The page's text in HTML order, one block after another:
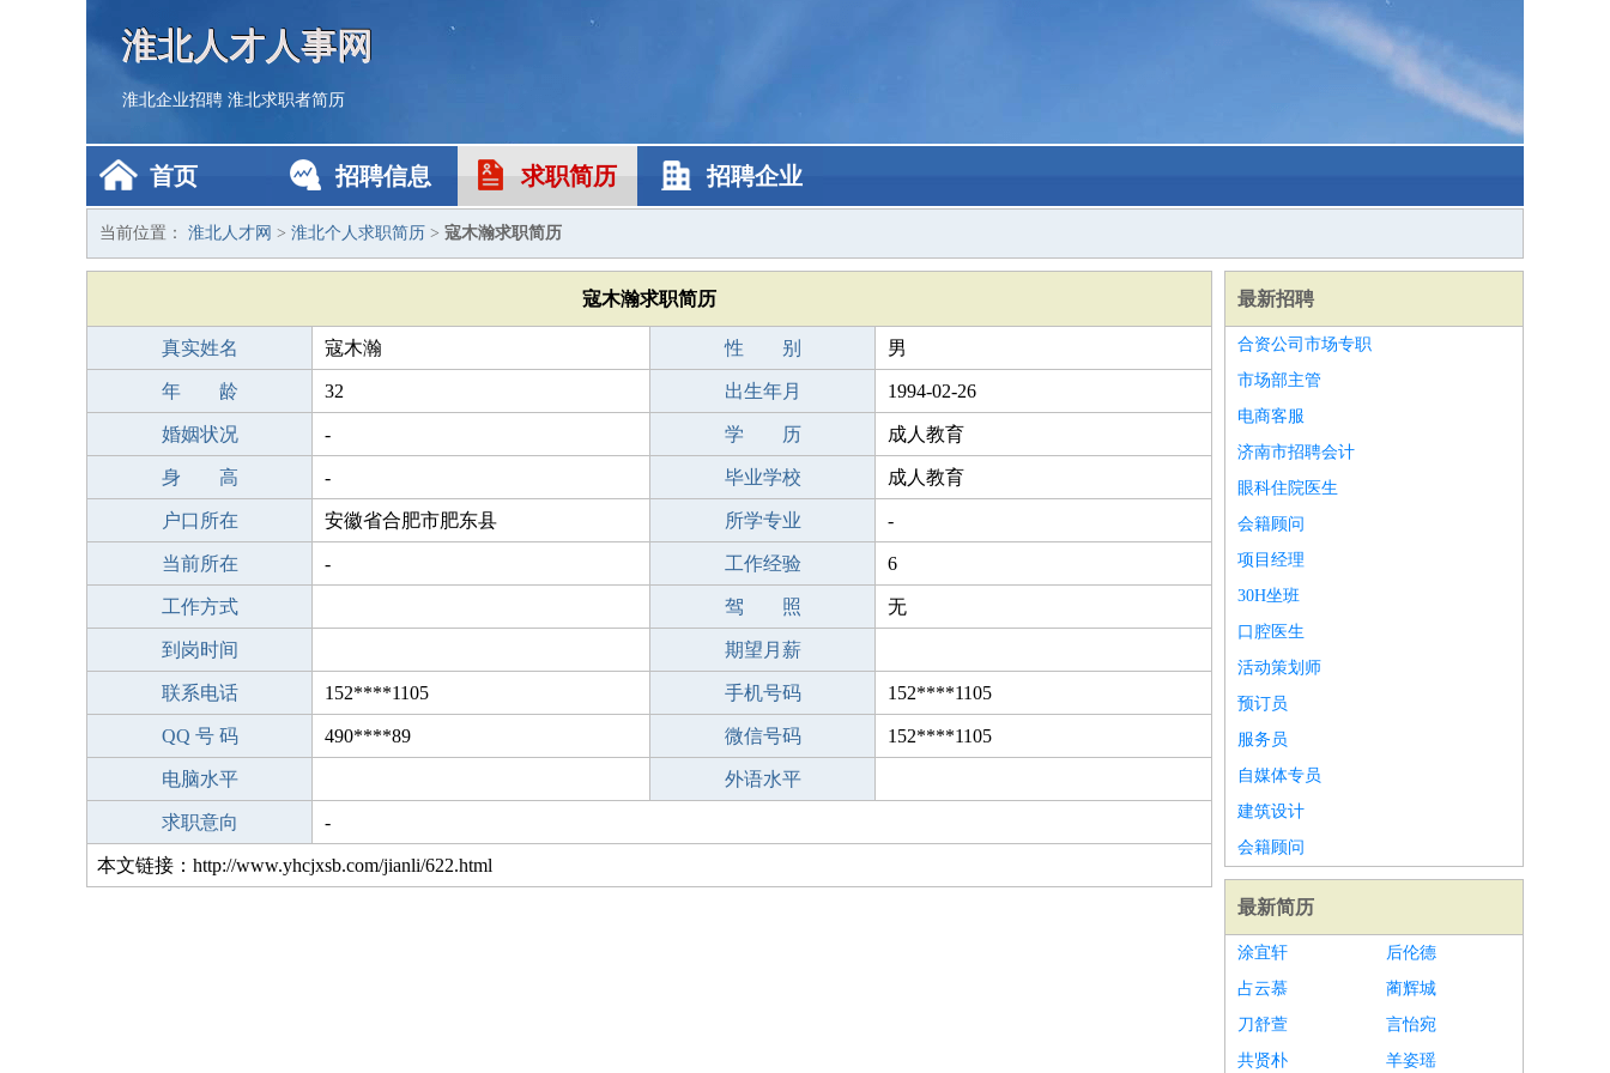
淮北人才人事网
淮北企业招聘 淮北求职者简历
首页 招聘信息 求职简历 招聘企业
当前位置： 淮北人才网 > 淮北个人求职简历 > 寇木瀚求职简历
寇木瀚求职简历
真实姓名 寇木瀚 性 别 男
年 龄 32 出生年月 1994-02-26
婚姻状况 - 学 历 成人教育
身 高 - 毕业学校 成人教育
户口所在 安徽省合肥市肥东县 所学专业 -
当前所在 - 工作经验 6
工作方式 驾 照 无
到岗时间 期望月薪
联系电话 152****1105 手机号码 152****1105
QQ 号 码 490****89 微信号码 152****1105
电脑水平 外语水平
求职意向 -
本文链接：http://www.yhcjxsb.com/jianli/622.html
最新招聘
合资公司市场专职
市场部主管
电商客服
济南市招聘会计
眼科住院医生
会籍顾问
项目经理
30H坐班
口腔医生
活动策划师
预订员
服务员
自媒体专员
建筑设计
会籍顾问
最新简历
涂宜轩
后伦德
占云慕
蔺辉城
刀舒萱
言怡宛
共贤朴
羊姿瑶